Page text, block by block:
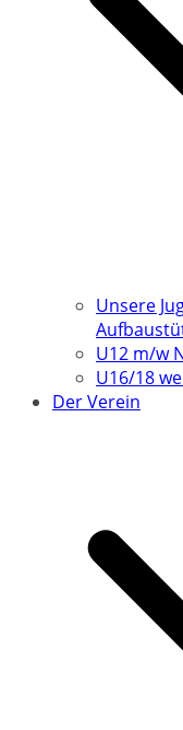
Unsere
U12 m/w
U16/18
Der Verein